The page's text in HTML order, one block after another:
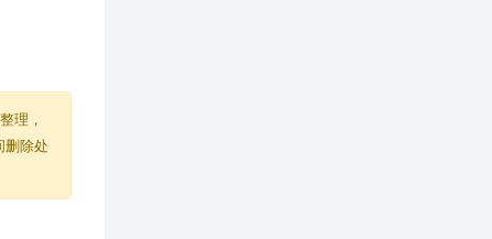
理，
删除处